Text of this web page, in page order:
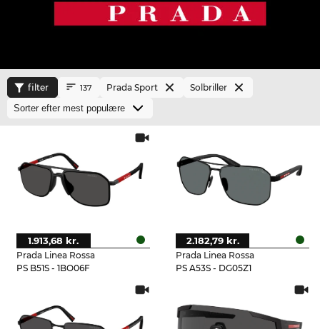
filter 137 Prada Sport Solbriller
Prada Linea Rossa
PS B51S - 1BO06F
1.913,68 kr.
Prada Linea Rossa
PS A53S - DG05Z1
2.182,79 kr.